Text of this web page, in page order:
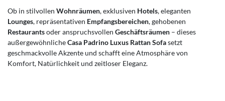
Ob in stilvollen Wohnräumen, exklusiven Hotels, eleganten
Lounges, repräsentativen Empfangsbereichen, gehobenen
Restaurantsoder anspruchsvollen Geschäftsräumen – dieses
außergewöhnlicheCasa Padrino Luxus Rattan Sofasetzt
geschmackvolle Akzente und schafft eine Atmosphäre von
Komfort, Natürlichkeit und zeitloser Eleganz.